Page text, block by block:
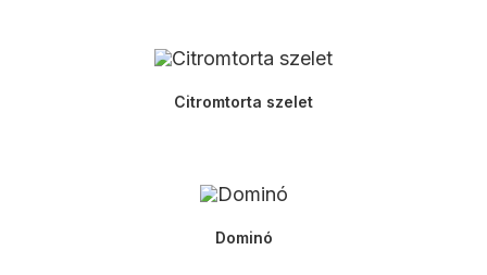
Citromtorta szelet
Dominó